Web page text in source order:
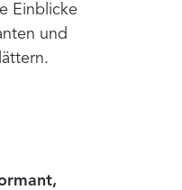
Einblicke
und